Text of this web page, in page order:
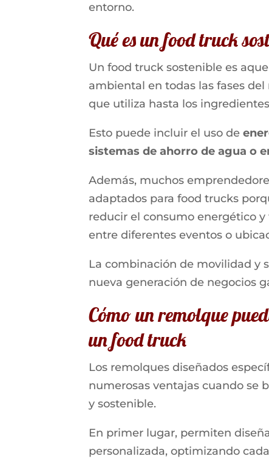
entorno.
Qué es un food truck
Un food truck sostenible es
ambiental en todas las fases
que utiliza hasta los
Esto puede incluir el uso de
sistemas de ahorro de agua o
Además, muchos
adaptados para food trucks
reducir el consumo energético
entre diferentes eventos o
La combinación de movilidad y
nueva generación de negocios
Cómo un remolque
un food truck
Los remolques diseñados
numerosas ventajas cuando se
y sostenible.
En primer lugar, permiten
personalizada, optimizando